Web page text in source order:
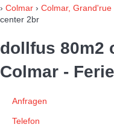
› Colmar › Colmar,
center 2br
dollfus 80m2
Colmar -
Anfragen
Telefon